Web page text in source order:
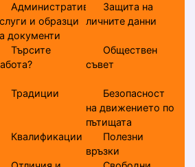
Административни
и образци
документи
Защита на
личните данни
Търсите
Обществен
съвет
Традиции
Безопасност
на движението по
пътищата
Квалификации
Полезни
връзки